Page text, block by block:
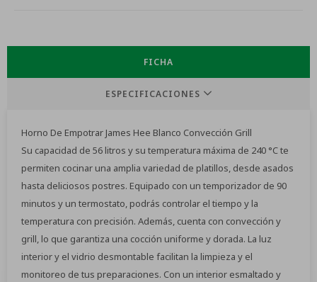
FICHA
ESPECIFICACIONES
Horno De Empotrar James Hee Blanco Convección Grill
Su capacidad de 56 litros y su temperatura máxima de 240 °C te
permiten cocinar una amplia variedad de platillos, desde asados
hasta deliciosos postres. Equipado con un temporizador de 90
minutos y un termostato, podrás controlar el tiempo y la
temperatura con precisión. Además, cuenta con convección y
grill, lo que garantiza una cocción uniforme y dorada. La luz
interior y el vidrio desmontable facilitan la limpieza y el
monitoreo de tus preparaciones. Con un interior esmaltado y